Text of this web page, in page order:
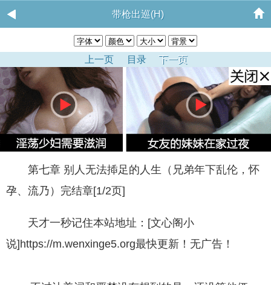
带枪出巡(H)
上一页 目录 下一页
第七章 别人无法揷足的人生（兄弟年下乱伦，怀
孕、流乃）完结章[1/2页]
天才一秒记住本站地址：[文心阁小
说]https://m.wenxinge5.org最快更新！无广告！